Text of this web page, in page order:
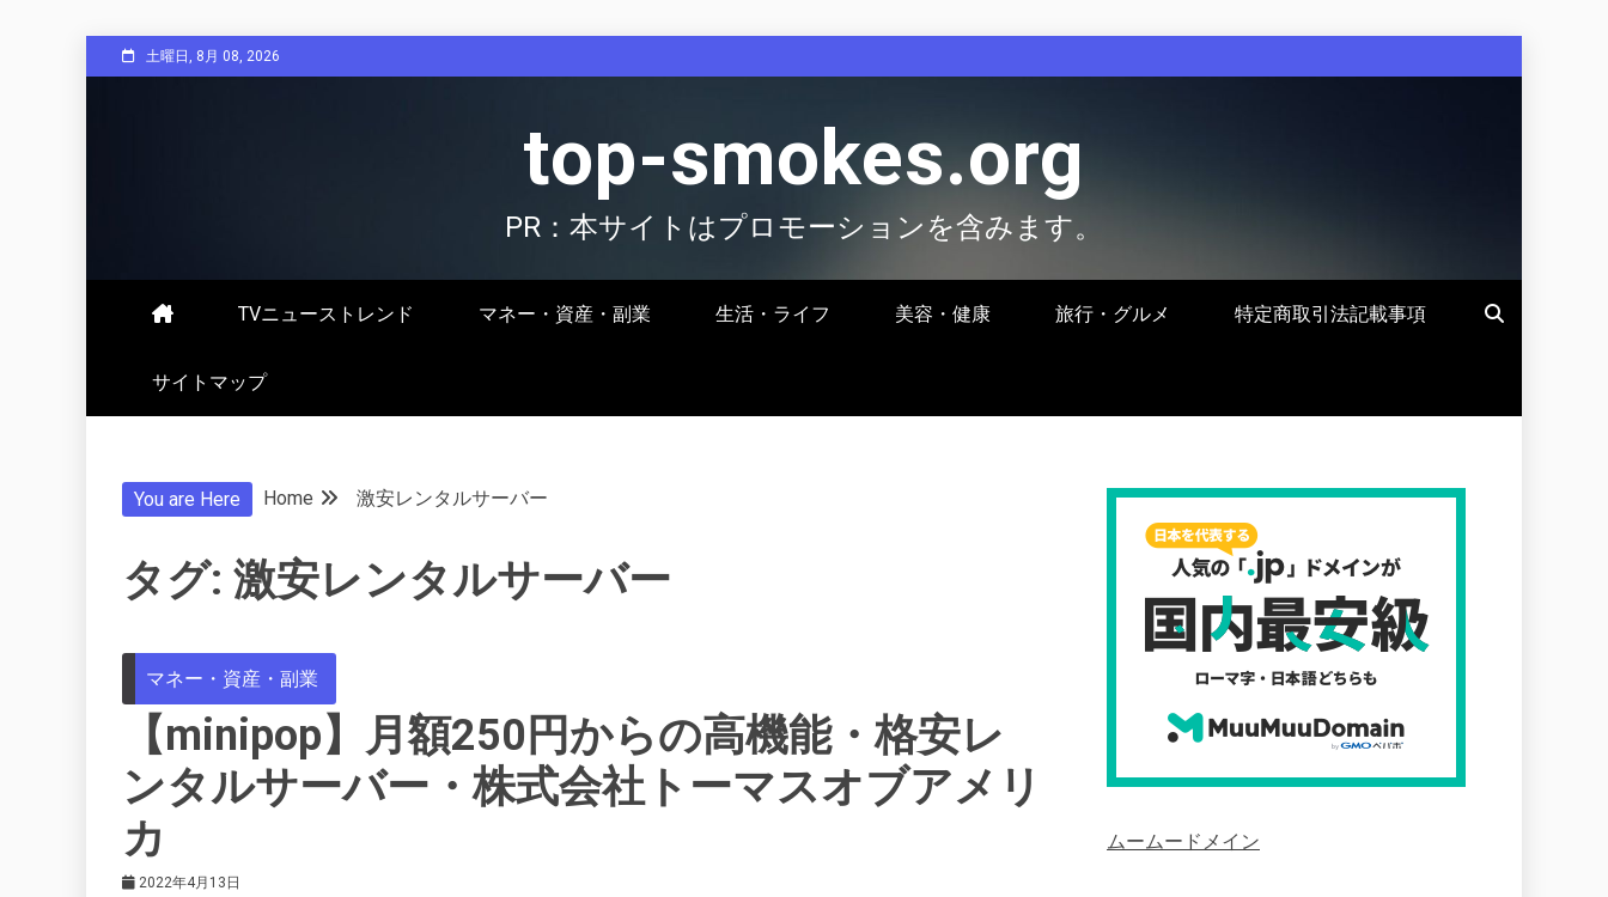
to
土曜日, 8月 08, 2026
top-smokes.org
PR：本サイトはプロモーションを含みます。
TVニューストレンド マネー・資産・副業 生活・ライフ 美容・健康 旅行・グルメ 特定商取引法記載事項
サイトマップ
You are Here Home 激安レンタルサーバー
タグ: 激安レンタルサーバー
マネー・資産・副業
【minipop】月額250円からの高機能・格安レ
ンタルサーバー・株式会社トーマスオブアメリ
カ
2022年4月13日
ムームードメイン